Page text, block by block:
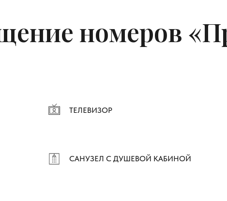
номеров
ТЕЛЕВИЗОР
САНУЗЕЛ С ДУШЕВОЙ КАБИНОЙ